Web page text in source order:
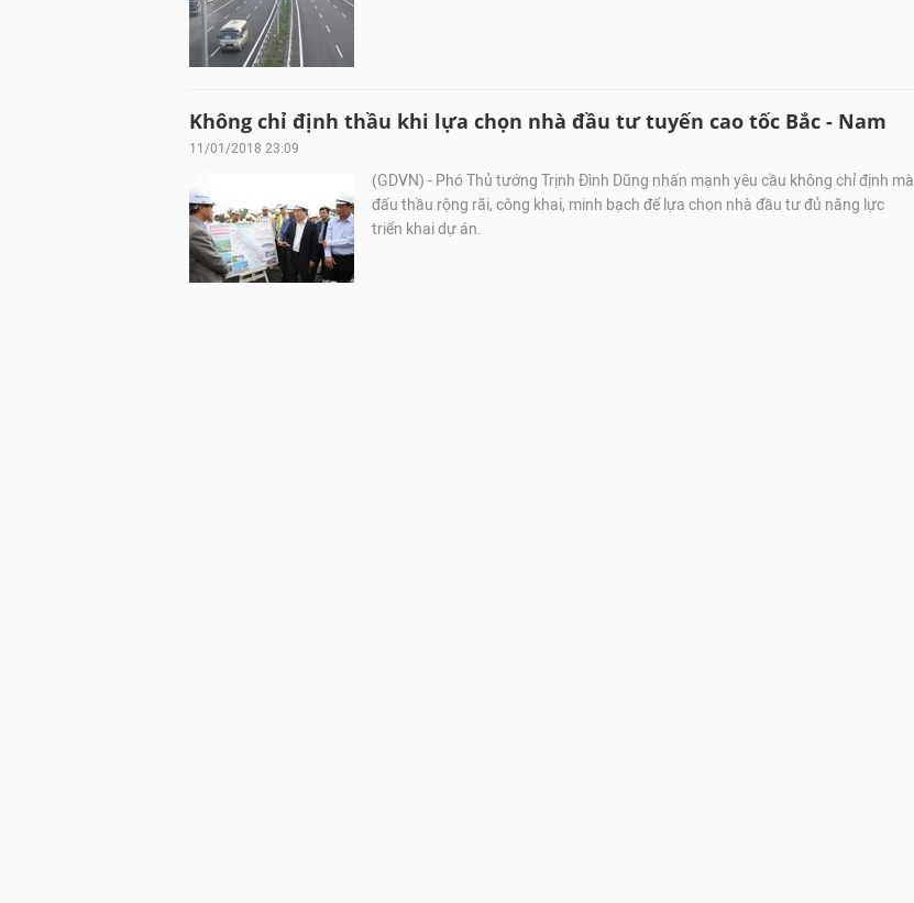
Không chỉ định thầu khi lựa chọn nhà đầu tư tuyến cao tốc Bắc - Nam
11/01/2018 23:09
(GDVN) - Phó Thủ tướng Trịnh Đình Dũng nhấn mạnh yêu cầu không chỉ định mà
đấu thầu rộng rãi, công khai, minh bạch để lựa chọn nhà đầu tư đủ năng lực
triển khai dự án.